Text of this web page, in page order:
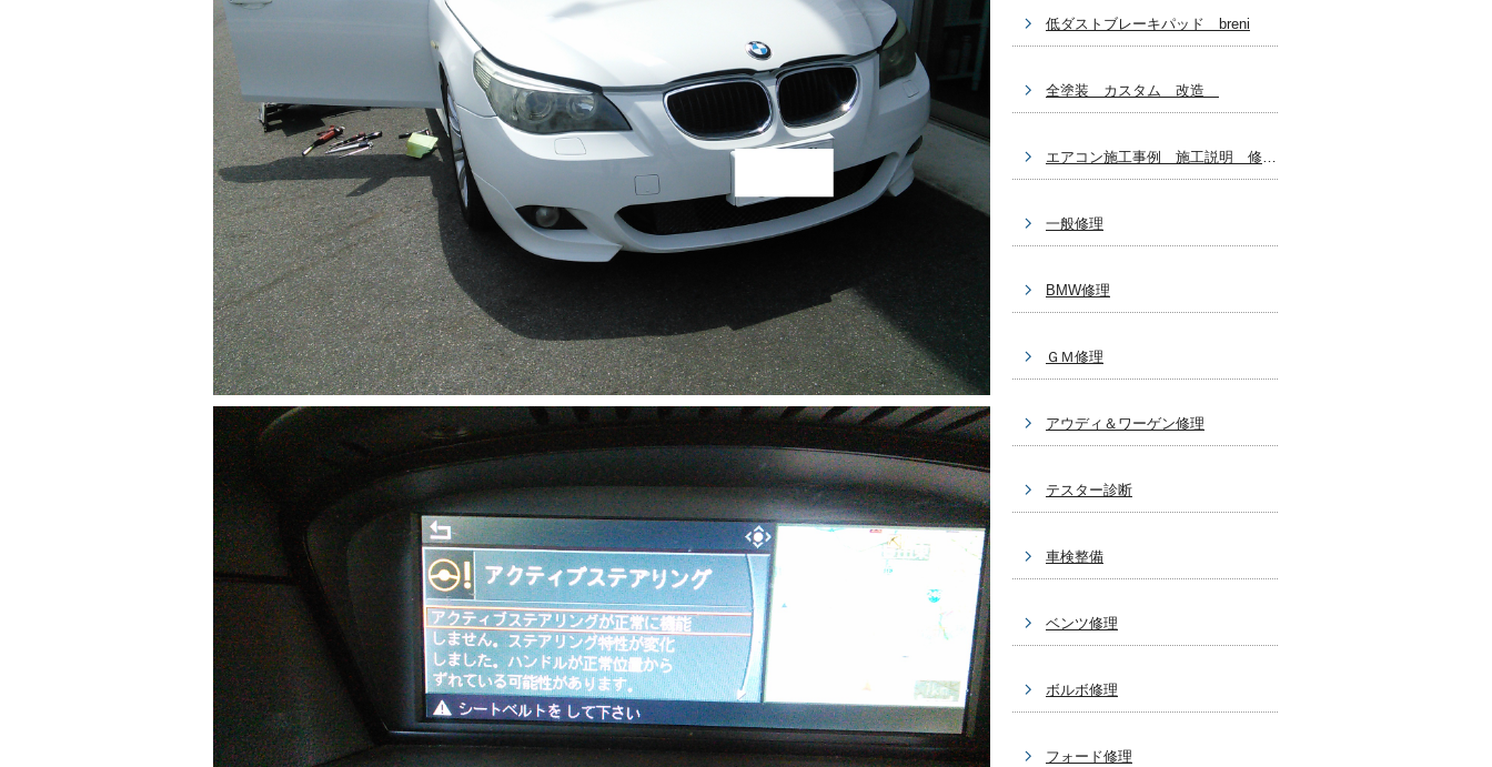
低ダストブレーキパッド breni
全塗装 カスタム 改造
エアコン施工事例 施工説明 修理関係
一般修理
BMW修理
ＧＭ修理
アウディ＆ワーゲン修理
テスター診断
車検整備
ベンツ修理
ボルボ修理
フォード修理